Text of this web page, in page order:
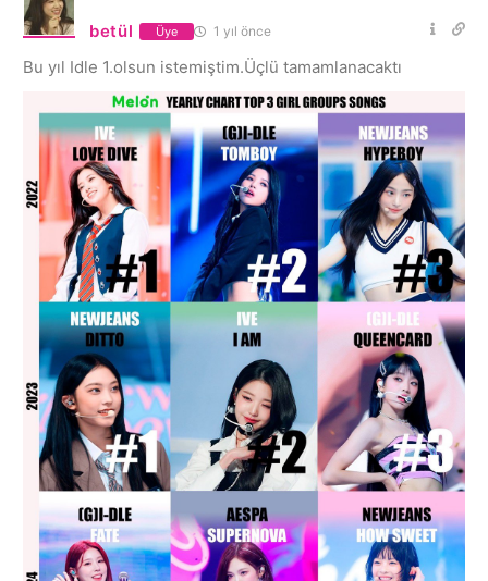
betül Üye 1 yıl önce
Bu yıl Idle 1.olsun istemiştim.Üçlü tamamlanacaktı